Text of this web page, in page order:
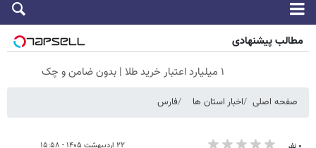
مطالب پیشنهادی
۱ میلیارد اعتبار خرید طلا | بدون ضامن و چک
صفحه اصلی اخبار استان ها فارس
۲۲ اردیبهشت ۱۴۰۵ - ۱۵:۵۸